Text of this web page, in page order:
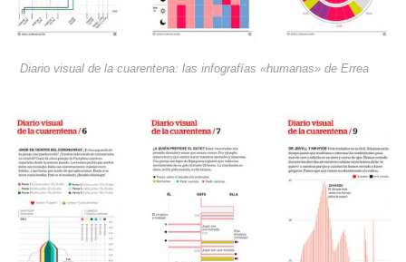
Diario visual de la cuarentena: las infografías «humanas» de Errea